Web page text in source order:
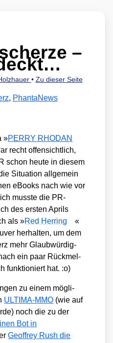
–
• Zu dieser Seite
, PhantaNews
»PERRY RHODAN
recht offen­sicht­lich,
schon heu­te in die­sem
Situa­ti­on all­ge­mein
eBooks nach wie vor
muss­te die PR-
des ers­ten Aprils
als »Red Her­ring
«
her­hal­ten, um dem
mehr Glaub­wür­dig­
ein paar Rück­mel­
funk­tio­niert hat. :o)
zu einem mög­li­
ULTIMA-MMO (wie auf
noch die zu der
Bot in
Geoffrey Rush die